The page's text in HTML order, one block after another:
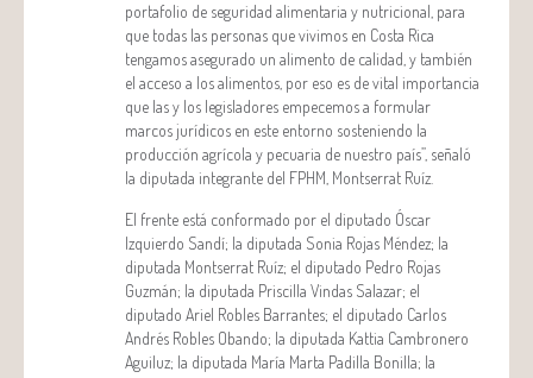
portafolio de seguridad alimentaria y nutricional, para
que todas las personas que vivimos en Costa Rica
tengamos asegurado un alimento de calidad, y también
el acceso a los alimentos, por eso es de vital importancia
que las y los legisladores empecemos a formular
marcos jurídicos en este entorno sosteniendo la
producción agrícola y pecuaria de nuestro país”, señaló
la diputada integrante del FPHM, Montserrat Ruíz.
El frente está conformado por el diputado Óscar
Izquierdo Sandí; la diputada Sonia Rojas Méndez; la
diputada Montserrat Ruíz; el diputado Pedro Rojas
Guzmán; la diputada Priscilla Vindas Salazar; el
diputado Ariel Robles Barrantes; el diputado Carlos
Andrés Robles Obando; la diputada Kattia Cambronero
Aguiluz; la diputada María Marta Padilla Bonilla; la